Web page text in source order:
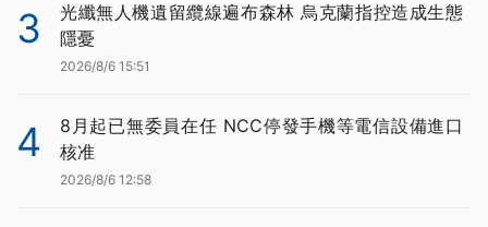
3
光纖無人機遺留纜線遍布森林 烏克蘭指控造成生態
隱憂
2026/8/6 15:51
4
8月起已無委員在任 NCC停發手機等電信設備進口
核准
2026/8/6 12:58